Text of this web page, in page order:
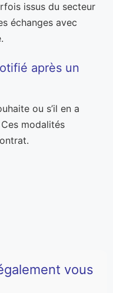
issus du secteur
échanges avec
après un
ou s’il en a
modalités
vous